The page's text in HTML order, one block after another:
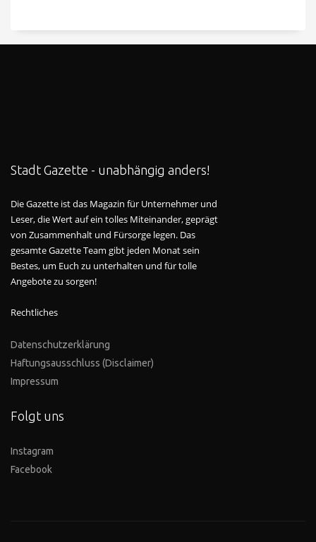
Stadt Gazette - unabhängig anders!
Die Gazette ist das Magazin für Unternehmer und
Leser, die Wert auf ein tolles Miteinander, geprägt
von Zusammenhalt und Fürsorge legen. Das
gesamte Gazette Team gibt jeden Monat sein
Bestes, um Euch zu unterhalten und für tolle
Angebote zu sorgen!
Rechtliches
Datenschutzerklärung
Haftungsausschluss (Disclaimer)
Impressum
Folgt uns
Instagram
Facebook